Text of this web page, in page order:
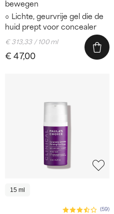
bewegen
Lichte, geurvrije gel die de
huid prept voor concealer
€ 47,00
€ 313,33 / 100 ml
15 ml
(59)